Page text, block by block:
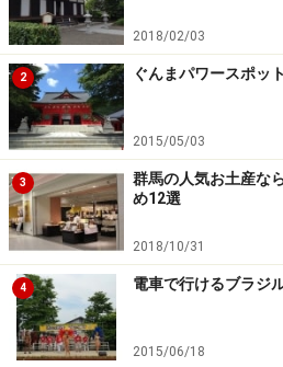
石段は“違う意味でも”
365段のどこかに潜んでいる干支の
まるで天まで続くような長い階
いで山頂かしら……” と、上の方
ませんが、足元にも注目してく
ところどころに犬や牛など、十
が埋め込まれています。これは
設置されたもので、石段街には
2018/02/03
2 ぐんまパワースポッ
2015/05/03
3
群馬の人気お土産な
め12選
2018/10/31
4 電車で行けるブラジ
2015/06/18